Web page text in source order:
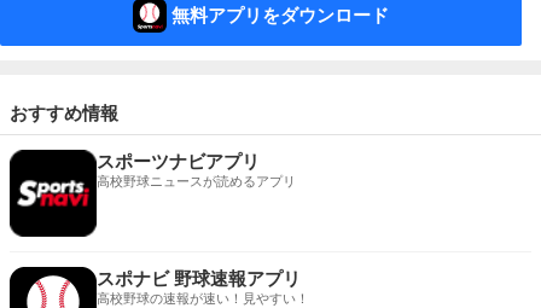
無料アプリをダウンロード
おすすめ情報
スポーツナビアプリ
高校野球ニュースが読めるアプリ
スポナビ 野球速報アプリ
高校野球の速報が速い！見やすい！